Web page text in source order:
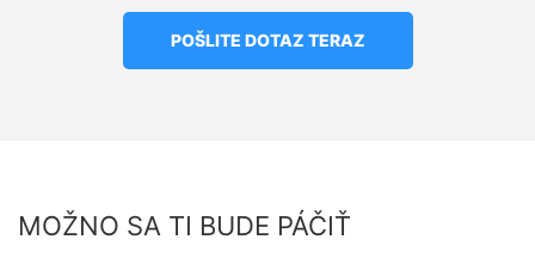
POŠLITE DOTAZ TERAZ
MOŽNO SA TI BUDE PÁČIŤ